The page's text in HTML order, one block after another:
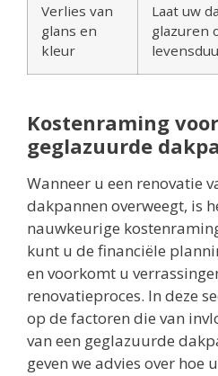
Verlies van
glans en
kleur
Laat uw
glazuren
Kostenraming
geglazuurde
Wanneer u een renovatie
dakpannen overweegt, is
nauwkeurige
kunt u de financiële
en voorkomt u
renovatieproces. In deze
op de factoren die van
van een geglazuurde
geven we advies over hoe